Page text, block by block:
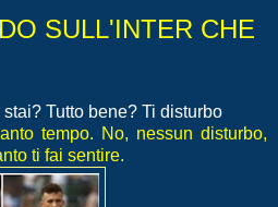
SULL'INTER CHE
Tutto bene? Ti disturbo
tempo. No, nessun disturbo,
ti fai sentire.